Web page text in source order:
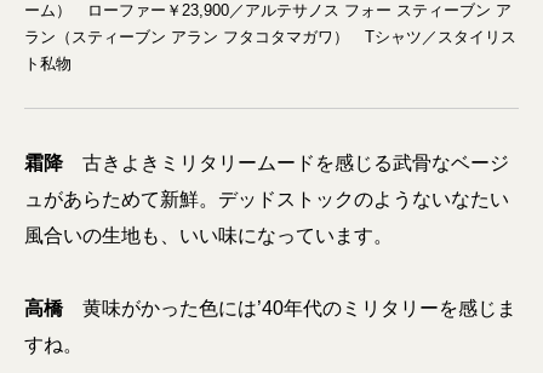
ーム） ローファー￥23,900／アルテサノス フォー スティーブン ア
ラン（スティーブン アラン フタコタマガワ） Tシャツ／スタイリス
ト私物
霜降 古きよきミリタリームードを感じる武骨なベージ
ュがあらためて新鮮。デッドストックのようないなたい
風合いの生地も、いい味になっています。
高橋黄味がかった色には’40年代のミリタリーを感じま
すね。